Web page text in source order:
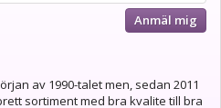
Anmäl mig
av 1990-talet men, sedan 2011
sortiment med bra kvalite till bra